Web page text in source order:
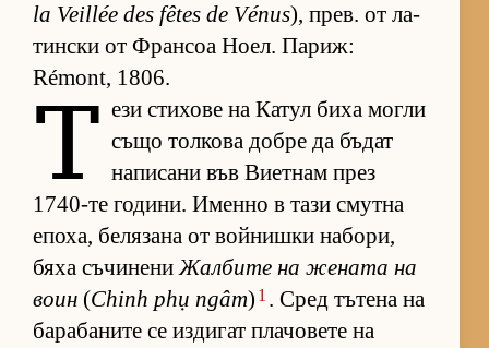
la Veillée des fêtes de Vénus), прев. от ла­
тин­ски от Фран­соа Но­ел. Па­риж:
Rémont, 1806.
Т ези сти­хове на Ка­тул биха могли
също тол­кова добре да бъ­дат
на­пи­сани във Ви­ет­нам през
1740-те го­ди­ни. Именно в тази смутна
епо­ха, бе­ля­зана от вой­нишки на­бо­ри,
бяха съ­чи­нениЖал­бите на же­ната на
воин (Chinh phụ ngâm) 1 . Сред тъ­тена на
ба­ра­ба­ните се из­ди­гат пла­чо­вете на